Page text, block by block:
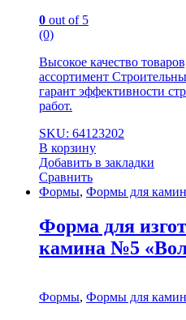
0 out of 5
(0)
Высокое качество
ассортимент
гарант эффективности
работ.
SKU: 64123202
В корзину
Добавить в закладки
Сравнить
Формы, Формы для
Форма для
камина №5
Формы, Формы для